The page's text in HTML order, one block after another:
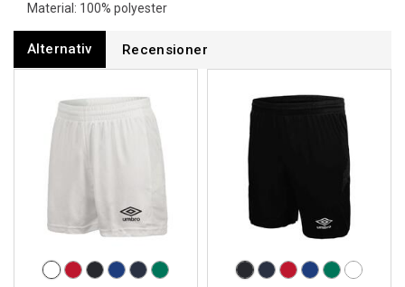
Material: 100% polyester
Alternativ Recensioner